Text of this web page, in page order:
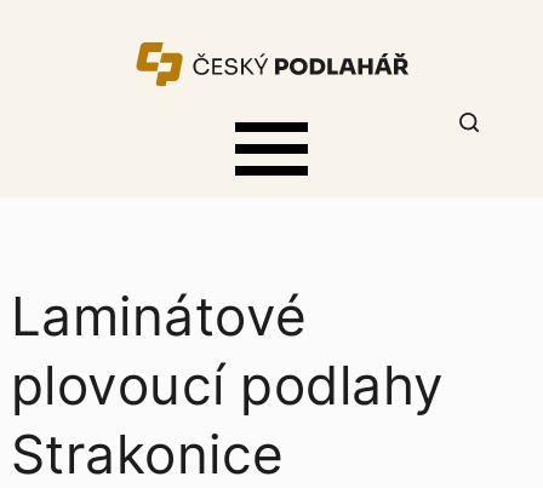
Laminátové
plovoucí podlahy
Strakonice